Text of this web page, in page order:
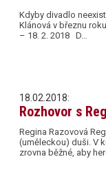
Kdyby divadlo
Klánová v březnu
– 18. 2. 2018 D…
18.02.2018:
Rozhovor s
Regina Razovová
(uměleckou) duši. V
zrovna běžné, aby